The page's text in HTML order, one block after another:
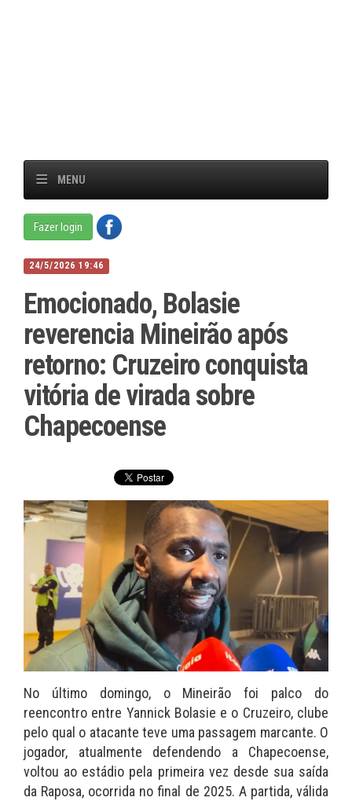
MENU
Fazer login
24/5/2026 19:46
Emocionado, Bolasie
reverencia Mineirão após
retorno: Cruzeiro conquista
vitória de virada sobre
Chapecoense
No último domingo, o Mineirão foi palco do
reencontro entre Yannick Bolasie e o Cruzeiro, clube
pelo qual o atacante teve uma passagem marcante. O
jogador, atualmente defendendo a Chapecoense,
voltou ao estádio pela primeira vez desde sua saída
da Raposa, ocorrida no final de 2025. A partida, válida